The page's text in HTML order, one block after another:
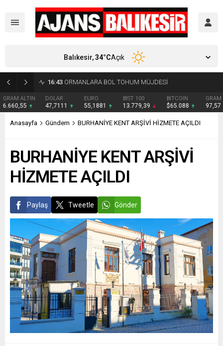
16:15 DENİZLERDE 100. YIL COŞKUSU YAŞANDI
DOLAR
47,7111
EURO
55,1881
BIST 100
13.779,39
BITCOIN
$65.088
GRAM GÜMÜŞ
97,57 ₺
Balıkesir,34°CAçık
Anasayfa Gündem BURHANİYE KENT ARŞİVİ HİZMETE AÇILDI
BURHANİYE KENT ARŞİVİ
HİZMETE AÇILDI
Paylaş Tweetle Gönder